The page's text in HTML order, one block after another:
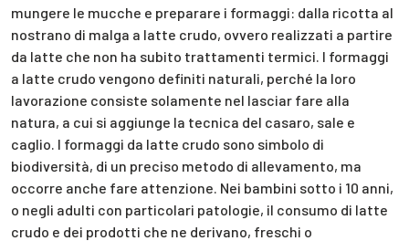
mungere le mucche e preparare i formaggi: dalla ricotta al
nostrano di malga a latte crudo, ovvero realizzati a partire
da latte che non ha subito trattamenti termici. I formaggi
a latte crudo vengono definiti naturali, perché la loro
lavorazione consiste solamente nel lasciar fare alla
natura, a cui si aggiunge la tecnica del casaro, sale e
caglio. I formaggi da latte crudo sono simbolo di
biodiversità, di un preciso metodo di allevamento, ma
occorre anche fare attenzione. Nei bambini sotto i 10 anni,
o negli adulti con particolari patologie, il consumo di latte
crudo e dei prodotti che ne derivano, freschi o